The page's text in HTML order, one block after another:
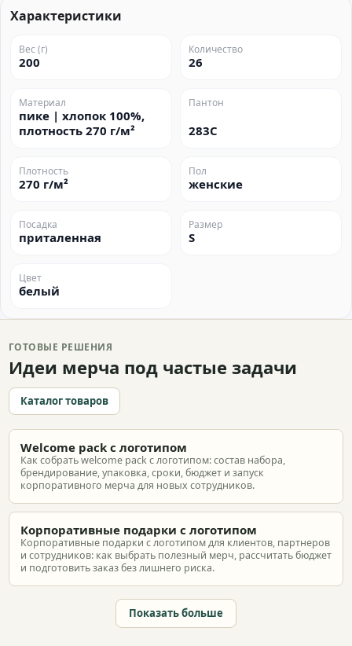
Характеристики
Вес (г)
200
Количество
26
Материал
пике | хлопок 100%,
плотность 270 г/м²
Пантон
283C
Плотность
270 г/м²
Пол
женские
Посадка
приталенная
Размер
S
Цвет
белый
ГОТОВЫЕ РЕШЕНИЯ
Идеи мерча под частые задачи
Каталог товаров
Welcome pack с логотипом
Как собрать welcome pack с логотипом: состав набора,
брендирование, упаковка, сроки, бюджет и запуск
корпоративного мерча для новых сотрудников.
Корпоративные подарки с логотипом
Корпоративные подарки с логотипом для клиентов, партнеров
и сотрудников: как выбрать полезный мерч, рассчитать бюджет
и подготовить заказ без лишнего риска.
Показать больше